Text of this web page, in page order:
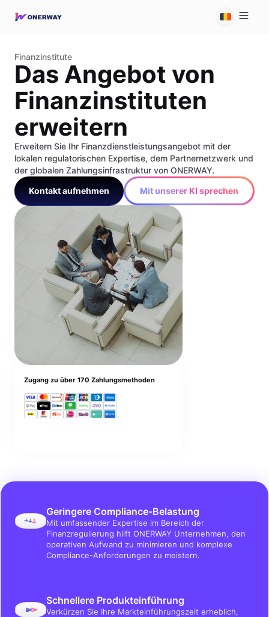
Finanzinstitute
Das Angebot von
Finanzinstituten
erweitern
Erweitern Sie Ihr Finanzdienstleistungsangebot mit der
lokalen regulatorischen Expertise, dem Partnernetzwerk und
der globalen Zahlungsinfrastruktur von ONERWAY.
Kontakt aufnehmen
Mit unserer KI sprechen
Zugang zu über 170 Zahlungsmethoden
Geringere Compliance-Belastung
Mit umfassender Expertise im Bereich der
Finanzregulierung hilft ONERWAY Unternehmen, den
operativen Aufwand zu minimieren und komplexe
Compliance-Anforderungen zu meistern.
Schnellere Produkteinführung
Verkürzen Sie Ihre Markteinführungszeit erheblich,